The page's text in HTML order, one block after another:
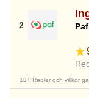
18+ Regler och villkor